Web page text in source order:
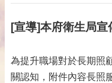
[宣導]本府衛生局宣
為提升職場對於長期照
關認知，附件內容長照